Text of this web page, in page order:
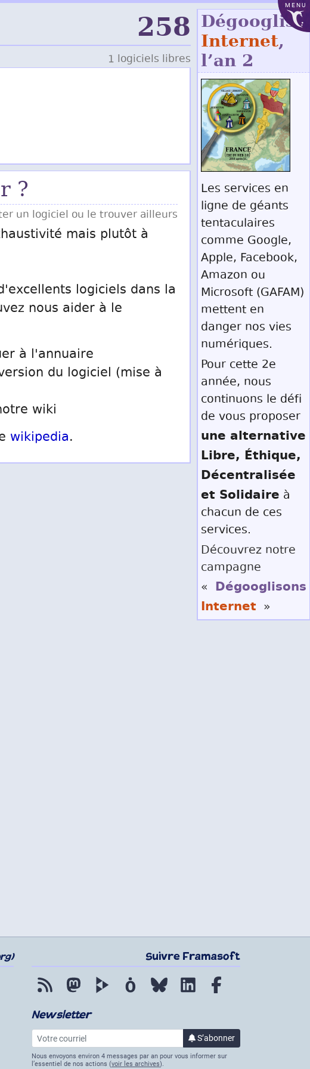
MENU
258
1 logiciels libres
?
un logiciel ou le trouver ailleurs
mais plutôt à
logiciels dans la
nous aider à le
à l'annuaire
du logiciel (mise à
wiki
wikipedia.
Internet,
l’an 2
Les services en
ligne de géants
tentaculaires
comme Google,
Apple, Facebook,
Amazon ou
Microsoft (GAFAM)
mettent en
danger nos vies
numériques.
Pour cette 2e
année, nous
continuons le défi
de vous proposer
une alternative
Libre, Éthique,
Décentralisée
et Solidaire à
chacun de ces
services.
Découvrez notre
campagne
« Dégooglisons
Internet »
Suivre Framasoft
Flux RSS MastodonPeerTube Mobilizon Bluesky LinkedIn
Newsletter
Votre courriel
S’abonner
à la lettre d’informations
Nous envoyons environ 4 messages par an pour vous informer sur
l’essentiel de nos actions (voir les archives).